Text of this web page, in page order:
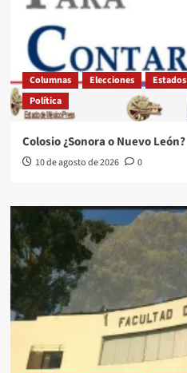
Columnas Elecciones Estados
Política
Colosio ¿Sonora o Nuevo León?
10 de agosto de 2026 0